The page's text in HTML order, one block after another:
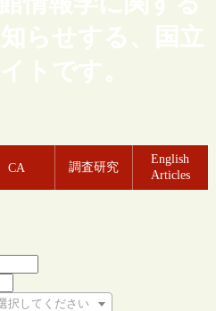
らせする、国立
トです。
CA 調査研究
English
Articles
択してください